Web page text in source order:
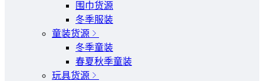
围巾货源
冬季服装
童装货源
冬季童装
春夏秋季童装
玩具货源